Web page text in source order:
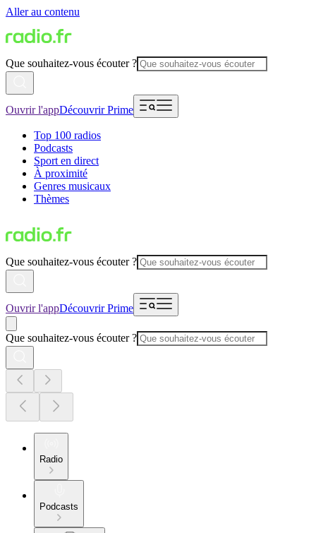
Aller au contenu
Que souhaitez-vous écouter ?
Ouvrir l'appDécouvrir Prime
Top 100 radios
Podcasts
Sport en direct
À proximité
Genres musicaux
Thèmes
Que souhaitez-vous écouter ?
Ouvrir l'appDécouvrir Prime
Que souhaitez-vous écouter ?
Radio
Podcasts